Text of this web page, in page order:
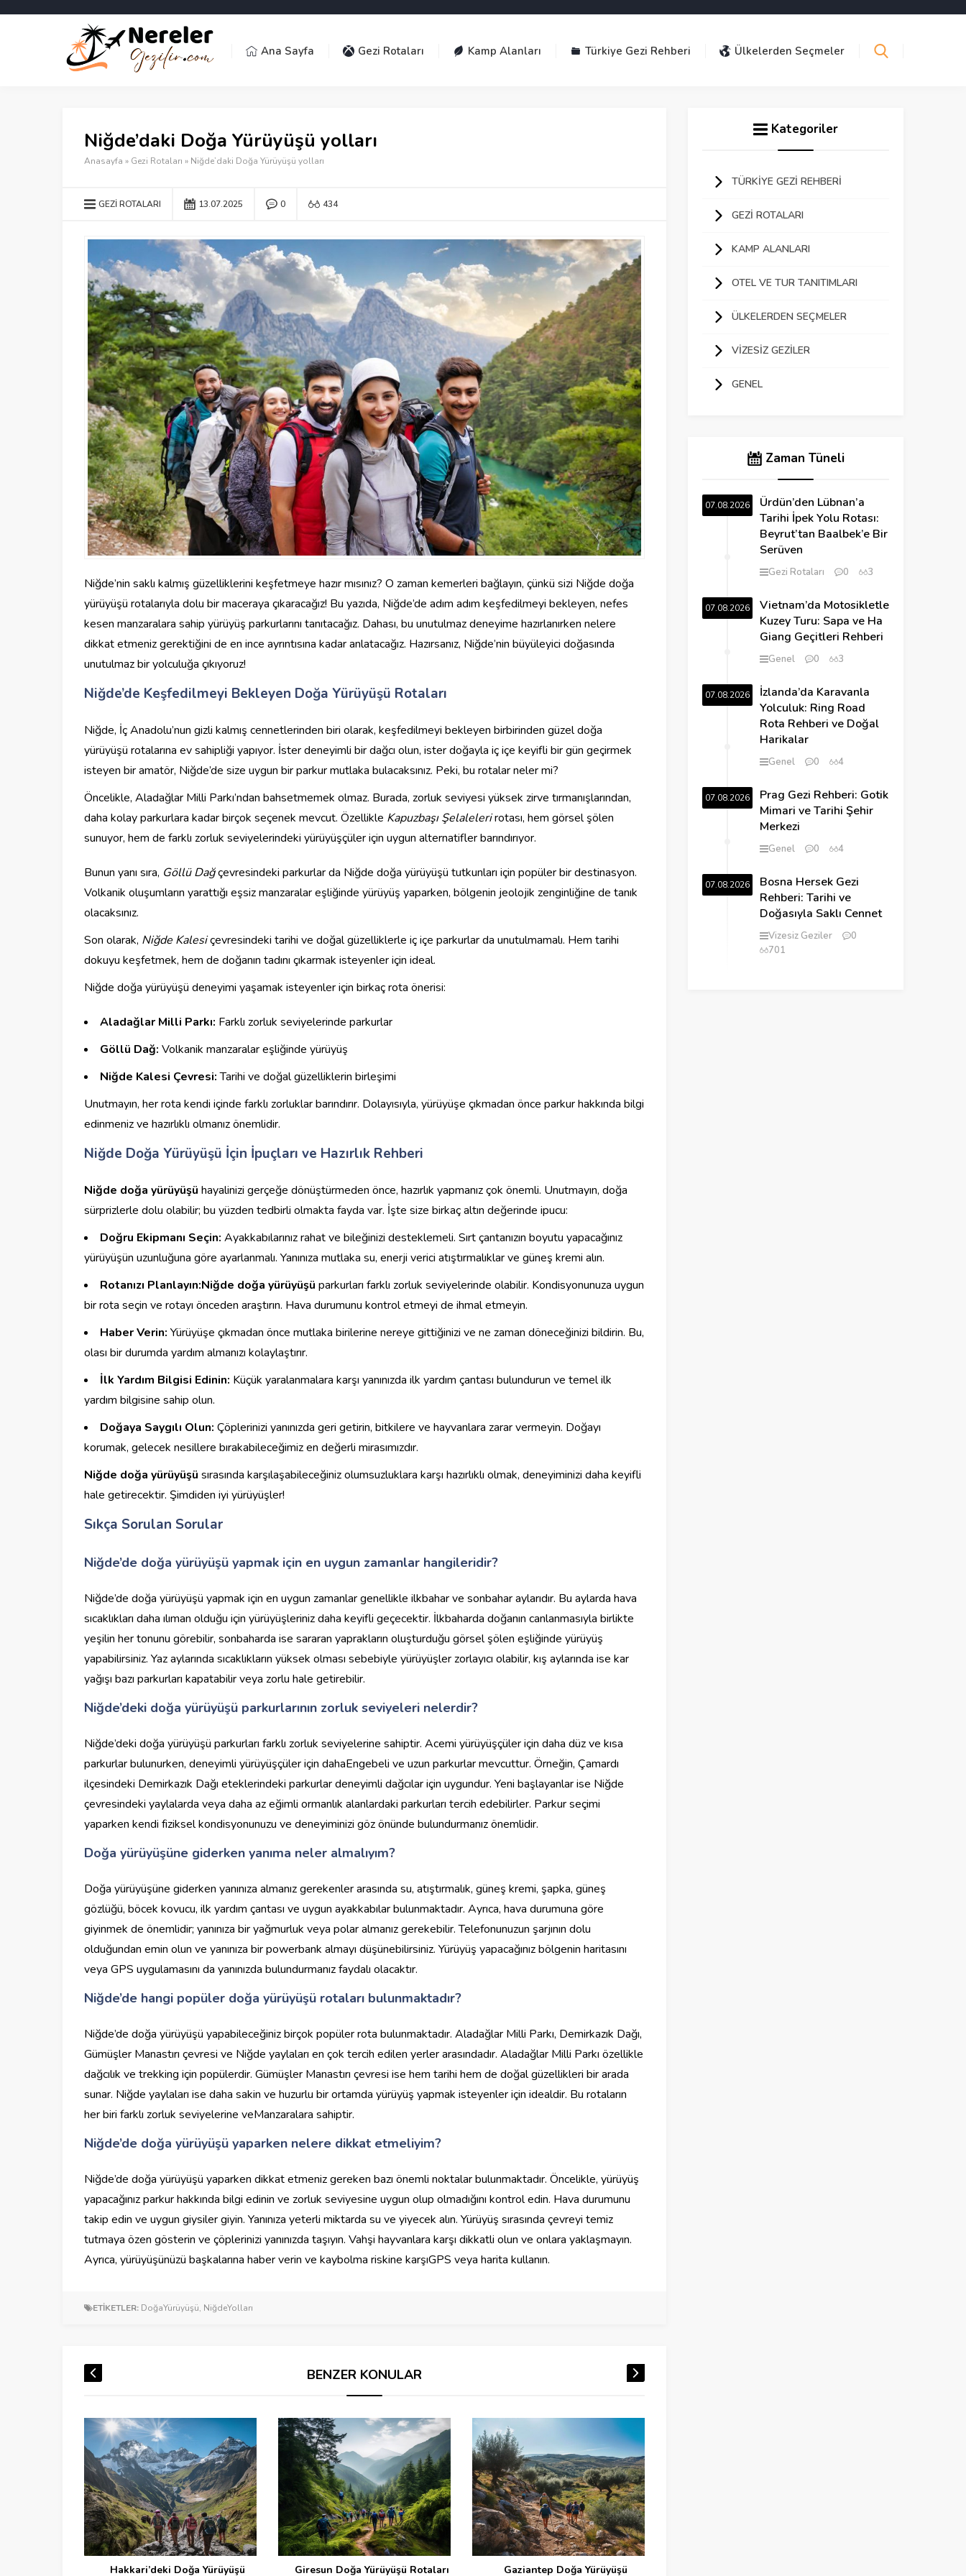
Ana Sayfa Gezi Rotaları Kamp Alanları Türkiye Gezi Rehberi Ülkelerden Seçmeler
Niğde’daki Doğa Yürüyüşü yolları
Anasayfa » Gezi Rotaları » Niğde’daki Doğa Yürüyüşü yolları
GEZI ROTALARI 13.07.2025 0 434
Niğde’nin saklı kalmış güzelliklerini keşfetmeye hazır mısınız? O zaman kemerleri bağlayın, çünkü sizi Niğde doğa
yürüyüşü rotalarıyla dolu bir maceraya çıkaracağız! Bu yazıda, Niğde’de adım adım keşfedilmeyi bekleyen, nefes
kesen manzaralara sahip yürüyüş parkurlarını tanıtacağız. Dahası, bu unutulmaz deneyime hazırlanırken nelere
dikkat etmeniz gerektiğini de en ince ayrıntısına kadar anlatacağız. Hazırsanız, Niğde’nin büyüleyici doğasında
unutulmaz bir yolculuğa çıkıyoruz!
Niğde’de Keşfedilmeyi Bekleyen Doğa Yürüyüşü Rotaları
Niğde, İç Anadolu’nun gizli kalmış cennetlerinden biri olarak, keşfedilmeyi bekleyen birbirinden güzel doğa
yürüyüşü rotalarına ev sahipliği yapıyor. İster deneyimli bir dağcı olun, ister doğayla iç içe keyifli bir gün geçirmek
isteyen bir amatör, Niğde’de size uygun bir parkur mutlaka bulacaksınız. Peki, bu rotalar neler mi?
Öncelikle, Aladağlar Milli Parkı’ndan bahsetmemek olmaz. Burada, zorluk seviyesi yüksek zirve tırmanışlarından,
daha kolay parkurlara kadar birçok seçenek mevcut. Özellikle Kapuzbaşı Şelalelerirotası, hem görsel şölen
sunuyor, hem de farklı zorluk seviyelerindeki yürüyüşçüler için uygun alternatifler barındırıyor.
Bunun yanı sıra, Göllü Dağçevresindeki parkurlar da Niğde doğa yürüyüşü tutkunları için popüler bir destinasyon.
Volkanik oluşumların yarattığı eşsiz manzaralar eşliğinde yürüyüş yaparken, bölgenin jeolojik zenginliğine de tanık
olacaksınız.
Son olarak, Niğde Kalesiçevresindeki tarihi ve doğal güzelliklerle iç içe parkurlar da unutulmamalı. Hem tarihi
dokuyu keşfetmek, hem de doğanın tadını çıkarmak isteyenler için ideal.
Niğde doğa yürüyüşü deneyimi yaşamak isteyenler için birkaç rota önerisi:
Aladağlar Milli Parkı: Farklı zorluk seviyelerinde parkurlar
Göllü Dağ: Volkanik manzaralar eşliğinde yürüyüş
Niğde Kalesi Çevresi:Tarihi ve doğal güzelliklerin birleşimi
Unutmayın, her rota kendi içinde farklı zorluklar barındırır. Dolayısıyla, yürüyüşe çıkmadan önce parkur hakkında bilgi
edinmeniz ve hazırlıklı olmanız önemlidir.
Niğde Doğa Yürüyüşü İçin İpuçları ve Hazırlık Rehberi
Niğde doğa yürüyüşü hayalinizi gerçeğe dönüştürmeden önce, hazırlık yapmanız çok önemli. Unutmayın, doğa
sürprizlerle dolu olabilir; bu yüzden tedbirli olmakta fayda var. İşte size birkaç altın değerinde ipucu:
Doğru Ekipmanı Seçin: Ayakkabılarınız rahat ve bileğinizi desteklemeli. Sırt çantanızın boyutu yapacağınız
yürüyüşün uzunluğuna göre ayarlanmalı. Yanınıza mutlaka su, enerji verici atıştırmalıklar ve güneş kremi alın.
Rotanızı Planlayın:Niğde doğa yürüyüşü parkurları farklı zorluk seviyelerinde olabilir. Kondisyonunuza uygun
bir rota seçin ve rotayı önceden araştırın. Hava durumunu kontrol etmeyi de ihmal etmeyin.
Haber Verin: Yürüyüşe çıkmadan önce mutlaka birilerine nereye gittiğinizi ve ne zaman döneceğinizi bildirin. Bu,
olası bir durumda yardım almanızı kolaylaştırır.
İlk Yardım Bilgisi Edinin: Küçük yaralanmalara karşı yanınızda ilk yardım çantası bulundurun ve temel ilk
yardım bilgisine sahip olun.
Doğaya Saygılı Olun: Çöplerinizi yanınızda geri getirin, bitkilere ve hayvanlara zarar vermeyin. Doğayı
korumak, gelecek nesillere bırakabileceğimiz en değerli mirasımızdır.
Niğde doğa yürüyüşü sırasında karşılaşabileceğiniz olumsuzluklara karşı hazırlıklı olmak, deneyiminizi daha keyifli
hale getirecektir. Şimdiden iyi yürüyüşler!
Sıkça Sorulan Sorular
Niğde’de doğa yürüyüşü yapmak için en uygun zamanlar hangileridir?
Niğde’de doğa yürüyüşü yapmak için en uygun zamanlar genellikle ilkbahar ve sonbahar aylarıdır. Bu aylarda hava
sıcaklıkları daha ılıman olduğu için yürüyüşleriniz daha keyifli geçecektir. İlkbaharda doğanın canlanmasıyla birlikte
yeşilin her tonunu görebilir, sonbaharda ise sararan yaprakların oluşturduğu görsel şölen eşliğinde yürüyüş
yapabilirsiniz. Yaz aylarında sıcaklıkların yüksek olması sebebiyle yürüyüşler zorlayıcı olabilir, kış aylarında ise kar
yağışı bazı parkurları kapatabilir veya zorlu hale getirebilir.
Niğde’deki doğa yürüyüşü parkurlarının zorluk seviyeleri nelerdir?
Niğde’deki doğa yürüyüşü parkurları farklı zorluk seviyelerine sahiptir. Acemi yürüyüşçüler için daha düz ve kısa
parkurlar bulunurken, deneyimli yürüyüşçüler için dahaEngebeli ve uzun parkurlar mevcuttur. Örneğin, Çamardı
ilçesindeki Demirkazık Dağı eteklerindeki parkurlar deneyimli dağcılar için uygundur. Yeni başlayanlar ise Niğde
çevresindeki yaylalarda veya daha az eğimli ormanlık alanlardaki parkurları tercih edebilirler. Parkur seçimi
yaparken kendi fiziksel kondisyonunuzu ve deneyiminizi göz önünde bulundurmanız önemlidir.
Doğa yürüyüşüne giderken yanıma neler almalıyım?
Doğa yürüyüşüne giderken yanınıza almanız gerekenler arasında su, atıştırmalık, güneş kremi, şapka, güneş
gözlüğü, böcek kovucu, ilk yardım çantası ve uygun ayakkabılar bulunmaktadır. Ayrıca, hava durumuna göre
giyinmek de önemlidir; yanınıza bir yağmurluk veya polar almanız gerekebilir. Telefonunuzun şarjının dolu
olduğundan emin olun ve yanınıza bir powerbank almayı düşünebilirsiniz. Yürüyüş yapacağınız bölgenin haritasını
veya GPS uygulamasını da yanınızda bulundurmanız faydalı olacaktır.
Niğde’de hangi popüler doğa yürüyüşü rotaları bulunmaktadır?
Niğde’de doğa yürüyüşü yapabileceğiniz birçok popüler rota bulunmaktadır. Aladağlar Milli Parkı, Demirkazık Dağı,
Gümüşler Manastırı çevresi ve Niğde yaylaları en çok tercih edilen yerler arasındadır. Aladağlar Milli Parkı özellikle
dağcılık ve trekking için popülerdir. Gümüşler Manastırı çevresi ise hem tarihi hem de doğal güzellikleri bir arada
sunar. Niğde yaylaları ise daha sakin ve huzurlu bir ortamda yürüyüş yapmak isteyenler için idealdir. Bu rotaların
her biri farklı zorluk seviyelerine veManzaralara sahiptir.
Niğde’de doğa yürüyüşü yaparken nelere dikkat etmeliyim?
Niğde’de doğa yürüyüşü yaparken dikkat etmeniz gereken bazı önemli noktalar bulunmaktadır. Öncelikle, yürüyüş
yapacağınız parkur hakkında bilgi edinin ve zorluk seviyesine uygun olup olmadığını kontrol edin. Hava durumunu
takip edin ve uygun giysiler giyin. Yanınıza yeterli miktarda su ve yiyecek alın. Yürüyüş sırasında çevreyi temiz
tutmaya özen gösterin ve çöplerinizi yanınızda taşıyın. Vahşi hayvanlara karşı dikkatli olun ve onlara yaklaşmayın.
Ayrıca, yürüyüşünüzü başkalarına haber verin ve kaybolma riskine karşıGPS veya harita kullanın.
ETİKETLER: DoğaYürüyüşü, NiğdeYolları
BENZER KONULAR
Giresun Doğa Yürüyüşü Rotaları Gaziantep Doğa Yürüyüşü
Ürdün’den Lübnan’a Tarihi İpek
Yolu Rotası: Beyrut’tan
Baalbek’e Bir Serüven
Kategoriler
TÜRKIYE GEZI REHBERI
GEZI ROTALARI
KAMP ALANLARI
OTEL VE TUR TANITIMLARI
ÜLKELERDEN SEÇMELER
VIZESIZ GEZILER
GENEL
Zaman Tüneli
07.08.2026
Ürdün’den Lübnan’a
Tarihi İpek Yolu Rotası:
Beyrut’tan Baalbek’e Bir
Serüven
Gezi Rotaları 0 3
07.08.2026
Vietnam’da Motosikletle
Kuzey Turu: Sapa ve Ha
Giang Geçitleri Rehberi
Genel 0 3
07.08.2026
İzlanda’da Karavanla
Yolculuk: Ring Road
Rota Rehberi ve Doğal
Harikalar
Genel 0 4
07.08.2026
Prag Gezi Rehberi: Gotik
Mimari ve Tarihi Şehir
Merkezi
Genel 0 4
07.08.2026
Bosna Hersek Gezi
Rehberi: Tarihi ve
Doğasıyla Saklı Cennet
Vizesiz Geziler
0
701